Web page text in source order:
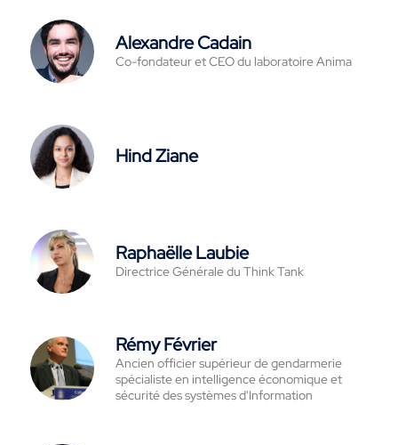
Alexandre Cadain
Co-fondateur et CEO du laboratoire Anima
Hind Ziane
Raphaëlle Laubie
Directrice Générale du Think Tank
Rémy Février
Ancien officier supérieur de gendarmerie
spécialiste en intelligence économique et
sécurité des systèmes d'Information